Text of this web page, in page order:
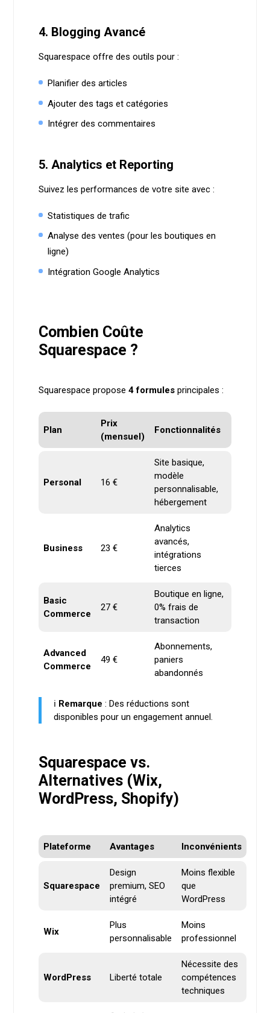
4. Blogging Avancé
Squarespace offre des outils pour :
Planifier des articles
Ajouter des tags et catégories
Intégrer des commentaires
5. Analytics et Reporting
Suivez les performances de votre site avec :
Statistiques de trafic
Analyse des ventes (pour les boutiques en
ligne)
Intégration Google Analytics
Combien Coûte
Squarespace ?
Squarespace propose 4 formulesprincipales :
Plan
Prix
(mensuel)
Fonctionnalités
Personal 16 €
Site basique,
modèle
personnalisable,
hébergement
Business 23 €
Analytics
avancés,
intégrations
tierces
Basic
Commerce
27 €
Boutique en ligne,
0% frais de
transaction
Advanced
Commerce
49 €
Abonnements,
paniers
abandonnés
ℹ️ Remarque : Des réductions sont
disponibles pour un engagement annuel.
Squarespace vs.
Alternatives (Wix,
WordPress, Shopify)
Plateforme Avantages Inconvénients
Squarespace
Design
premium, SEO
intégré
Moins flexible
que
WordPress
Wix
Plus
personnalisable
Moins
professionnel
WordPress Liberté totale
Nécessite des
compétences
techniques